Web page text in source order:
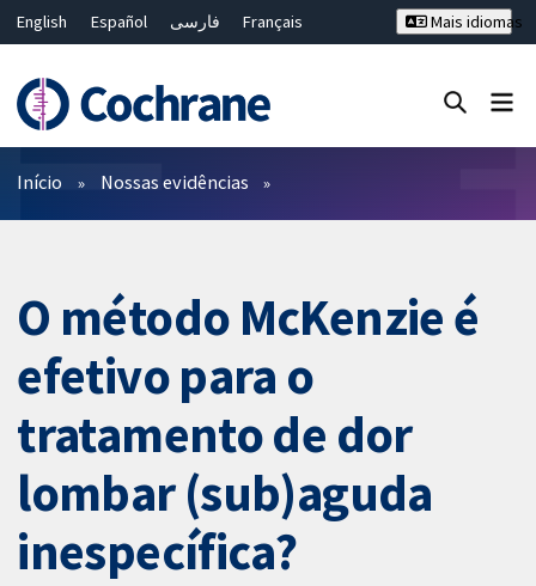
English Español فارسی
Français
Bahasa Malaysia
ไทย 繁體中文
Mais idiomas
Filtros
Início Nossas evidências
O método McKenzie é
efetivo para o
tratamento de dor
lombar (sub)aguda
inespecífica?